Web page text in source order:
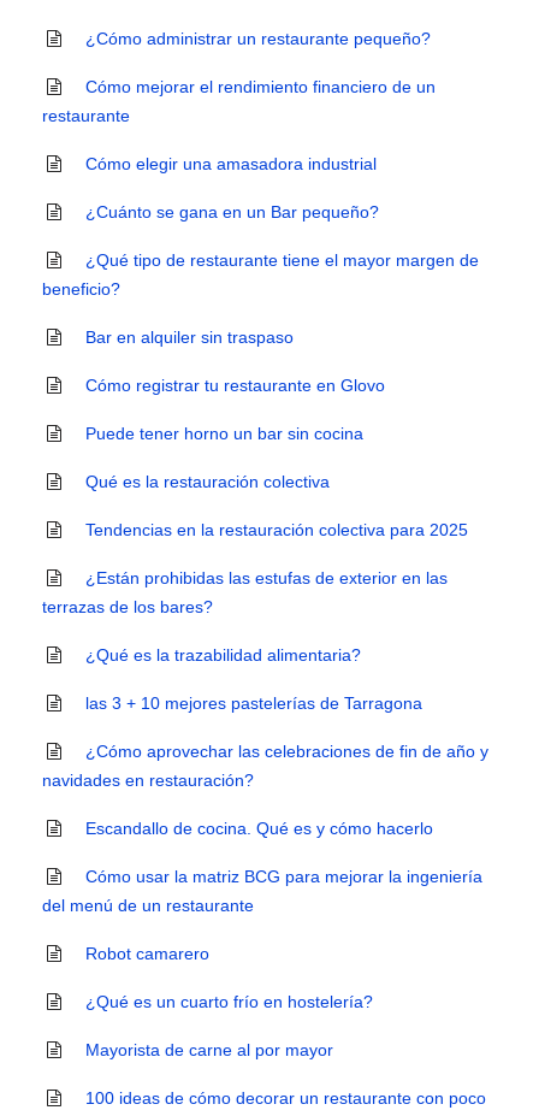
¿Cómo administrar un restaurante pequeño?
Cómo mejorar el rendimiento financiero de un
restaurante
Cómo elegir una amasadora industrial
¿Cuánto se gana en un Bar pequeño?
¿Qué tipo de restaurante tiene el mayor margen de
beneficio?
Bar en alquiler sin traspaso
Cómo registrar tu restaurante en Glovo
Puede tener horno un bar sin cocina
Qué es la restauración colectiva
Tendencias en la restauración colectiva para 2025
¿Están prohibidas las estufas de exterior en las
terrazas de los bares?
¿Qué es la trazabilidad alimentaria?
las 3 + 10 mejores pastelerías de Tarragona
¿Cómo aprovechar las celebraciones de fin de año y
navidades en restauración?
Escandallo de cocina. Qué es y cómo hacerlo
Cómo usar la matriz BCG para mejorar la ingeniería
del menú de un restaurante
Robot camarero
¿Qué es un cuarto frío en hostelería?
Mayorista de carne al por mayor
100 ideas de cómo decorar un restaurante con poco